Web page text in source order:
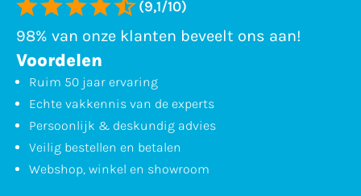
(9,1/10)
98% van onze klanten beveelt ons aan!
Voordelen
Ruim 50 jaar ervaring
Echte vakkennis van de experts
Persoonlijk & deskundig advies
Veilig bestellen en betalen
Webshop, winkel en showroom